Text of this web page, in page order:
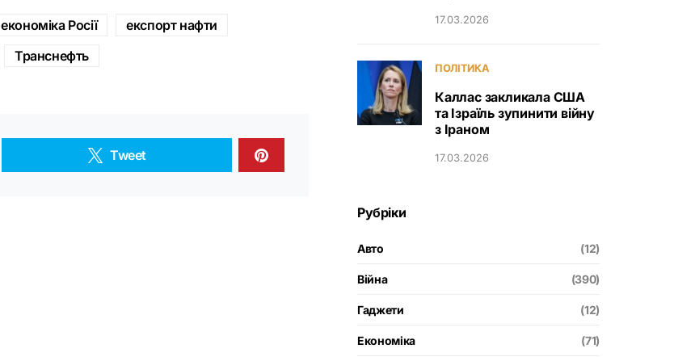
економіка Росії
експорт нафти
Транснефть
Tweet
17.03.2026
ПОЛІТИКА
Каллас закликала США
та Ізраїль зупинити війну
з Іраном
17.03.2026
Рубріки
Авто (12)
Війна (390)
Гаджети (12)
Економіка (71)